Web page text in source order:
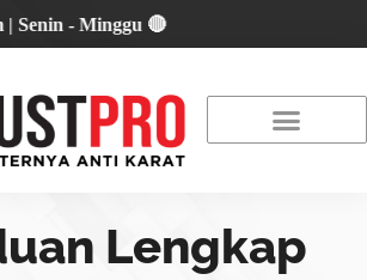
- Minggu 🔴
Lengkap